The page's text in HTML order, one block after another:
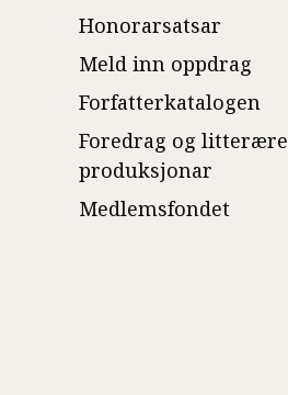
Honorarsatsar
Meld inn oppdrag
Forfatterkatalogen
Foredrag og litterære
produksjonar
Medlemsfondet